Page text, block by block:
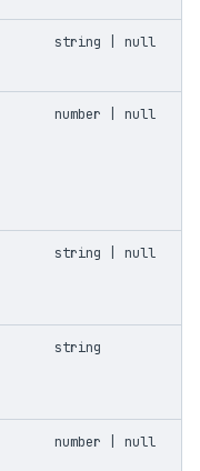
string | null
number | null
string | null
string
number | null